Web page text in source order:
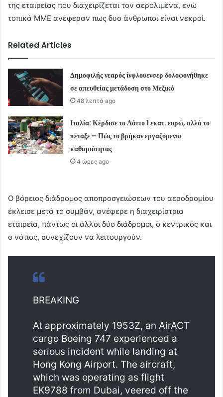
της εταιρείας που διαχειρίζεται τον αερολιμένα, ενώ
τοπικά ΜΜΕ ανέφεραν πως δυο άνθρωποι είναι νεκροί.
Related Articles
Δημοφιλής νεαρός ίνφλουενσερ δολοφονήθηκε
σε απευθείας μετάδοση στο Μεξικό
48 λεπτά ago
Ιταλία: Κέρδισε το Λόττο 1 εκατ. ευρώ, αλλά το
πέταξε – Πώς το βρήκαν εργαζόμενοι
καθαριότητας
4 ώρες ago
Ο βόρειος διάδρομος αποπροσγειώσεων του αεροδρομίου
έκλεισε μετά το συμβάν, ανέφερε η διαχειρίστρια
εταιρεία, πάντως οι άλλοι δύο διάδρομοι, ο κεντρικός και
ο νότιος, συνεχίζουν να λειτουργούν.
BREAKING
At approximately 1953Z, an AirACT
cargo Boeing 747 experienced a
serious incident while landing at
Hong Kong Airport. The aircraft,
which was operating as flight
EK9788 from Dubai, veered off the